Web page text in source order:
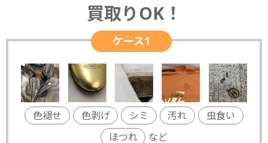
買取りOK！
ケース1
色褪せ 色剥げ シミ 汚れ
虫食い
ほつれ
など